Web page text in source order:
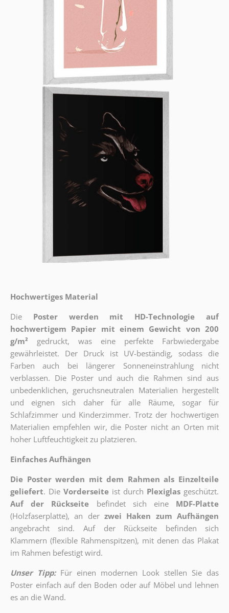
Hochwertiges Material
Die
Poster werden mit HD-Technologie auf
hochwertigem Papier mit einem Gewicht von 200
g/m²
gedruckt, was eine perfekte Farbwiedergabe
gewährleistet. Der Druck ist UV-beständig, sodass die
Farben auch bei längerer Sonneneinstrahlung nicht
verblassen. Die Poster und auch die Rahmen sind aus
unbedenklichen, geruchsneutralen Materialien hergestellt
und eignen sich daher für alle Räume, sogar für
Schlafzimmer und Kinderzimmer. Trotz der hochwertigen
Materialien empfehlen wir, die Poster nicht an Orten mit
hoher Luftfeuchtigkeit zu platzieren.
Einfaches Aufhängen
Die Poster werden mit dem Rahmen als Einzelteile
geliefert. Die Vorderseite ist durch Plexiglas geschützt.
Auf der Rückseite
befindet sich eine
MDF-Platte
(Holzfaserplatte), an der zwei Haken zum Aufhängen
angebracht sind.
Auf der Rückseite befinden sich
Klammern (flexible Rahmenspitzen), mit denen das Plakat
im Rahmen befestigt wird.
Unser Tipp: Für einen modernen Look stellen Sie das
Poster einfach auf den Boden oder auf Möbel und lehnen
es an die Wand.